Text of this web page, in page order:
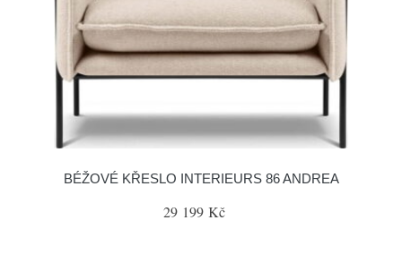
BÉŽOVÉ KŘESLO INTERIEURS 86 ANDREA
29 199 Kč